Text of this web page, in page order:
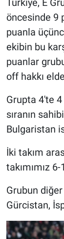
Türkiye, E
öncesinde 9
puanla
ekibin bu
puanlar
off hakkı
Grupta 4'te
sıranın
Bulgaristan
İki takım
takımımız
Grubun diğer
Gürcistan,